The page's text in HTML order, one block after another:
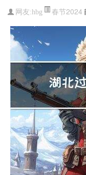
网友:hbg 春节2024